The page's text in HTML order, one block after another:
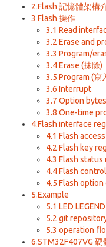
登入 / 註冊帳號
2.Flash 記憶體架構
3 Flash 操作
3.1 Read
3.2 Erase and
3.3 Program/
3.4 Erase (抹除)
3.5 Program (寫
3.6 Interrupt
3.7 Option bytes
3.8 One-time
4.Flash interface
4.1 Flash
4.2 Flash key
4.3 Flash status
4.4 Flash
4.5 Flash option
5.Example
5.1 LED LEGEND
5.2 git
5.3 operation
6.STM32F407VG 硬